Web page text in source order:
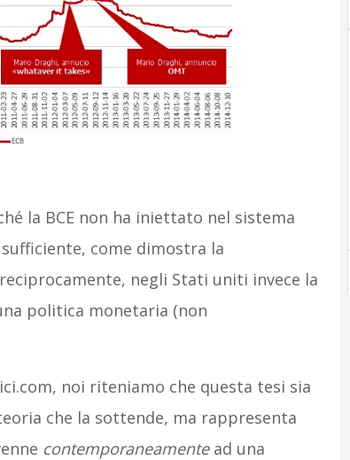
la BCE non ha iniettato nel sistema
come dimostra la
negli Stati uniti invece la
politica monetaria (non
noi riteniamo che questa tesi sia
che la sottende, ma rappresenta
contemporaneamentead una